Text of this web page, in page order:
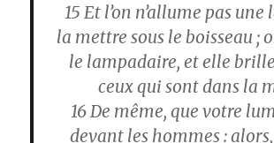
15 Et l’on n’allume pas
la mettre sous le boisseau ;
le lampadaire, et elle
ceux qui sont dans la
16De même, que votre
devant les hommes :